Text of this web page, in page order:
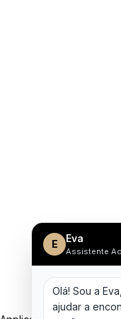
E Eva
Assistente
Olá! Sou a
ajudar a